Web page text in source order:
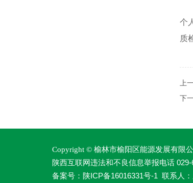
个
质
上
下
Copyright © 榆林市榆阳区能源发展有限
陕西互联网违法和不良信息举报电话 029-
备案号： 陕ICP备16016331号-1 联系人